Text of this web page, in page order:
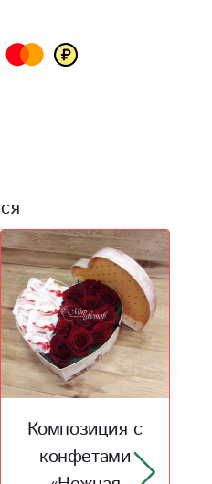
Новинка
Хит
Композиция в
корзине «Скоро